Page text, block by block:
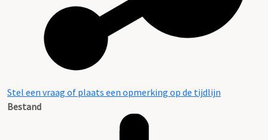
Stel een vraag of plaats een opmerking op de tijdlijn
Bestand